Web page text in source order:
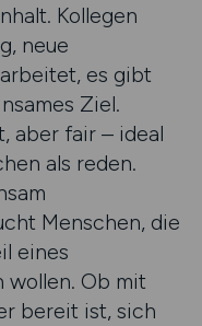
Kollegen
neue
es gibt
Ziel.
aber fair – ideal
als reden.
Menschen, die
eines
wollen. Ob mit
bereit ist, sich